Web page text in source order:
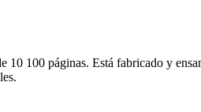
100 páginas. Está fabricado y